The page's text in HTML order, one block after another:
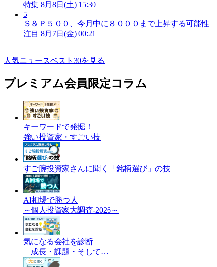
特集 8月8日(土) 15:30
5
Ｓ＆Ｐ５００、今月中に８０００まで上昇する可能性
注目 8月7日(金) 00:21
人気ニュースベスト30を見る
プレミアム会員限定コラム
キーワードで発掘！
強い投資家・すごい技
すご腕投資家さんに聞く「銘柄選び」の技
AI相場で勝つ人
～個人投資家大調査-2026～
気になる会社を診断
成長・課題・そして…